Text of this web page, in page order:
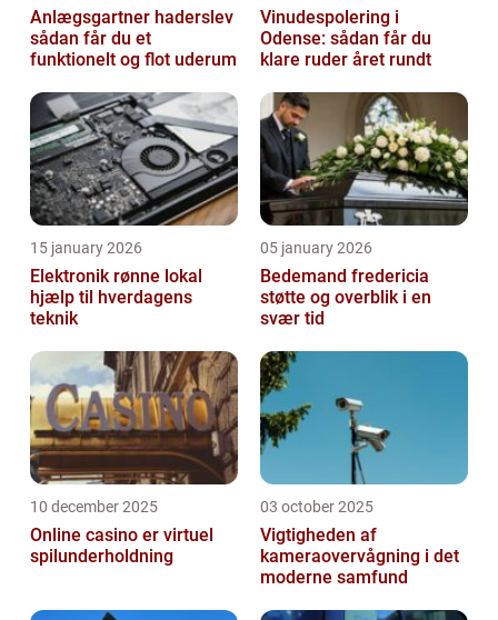
Anlægsgartner haderslev
sådan får du et
funktionelt og flot uderum
Vinudespolering i
Odense: sådan får du
klare ruder året rundt
15 january 2026
Elektronik rønne lokal
hjælp til hverdagens
teknik
05 january 2026
Bedemand fredericia
støtte og overblik i en
svær tid
10 december 2025
Online casino er virtuel
spilunderholdning
03 october 2025
Vigtigheden af
kameraovervågning i det
moderne samfund